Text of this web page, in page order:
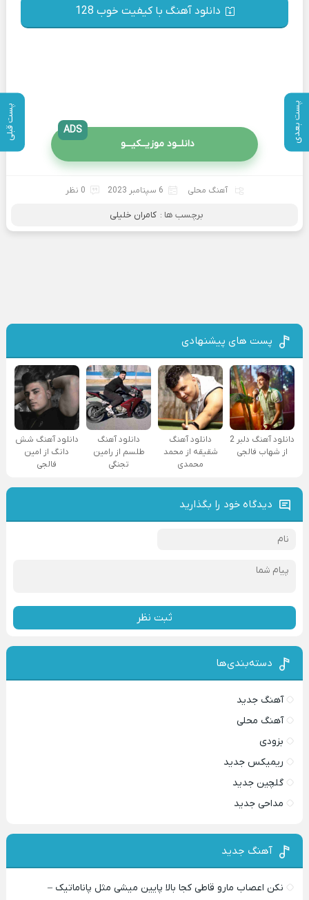
پست بعدی پست قبلی
دانلود آهنگ با کیفیت خوب 128
دانلــود موزیــکیـــو
ADS
آهنگ محلی 6 سپتامبر 2023 0 نظر
برچسب ها : کامران خلیلی
پست های پیشنهادی
دانلود آهنگ دلبر 2
از شهاب فالجی
دانلود آهنگ
شقیقه از محمد
محمدی
دانلود آهنگ
طلسم از رامین
تجنگی
دانلود آهنگ شش
دانگ از امین
فالجی
دیدگاه خود را بگذارید
ثبت نظر
دسته‌بندی‌ها
آهنگ جدید
آهنگ محلی
بزودی
ریمیکس جدید
گلچین جدید
مداحی جدید
آهنگ جدید
نکن اعصاب مارو قاطی کجا بالا پایین میشی مثل پاناماتیک –